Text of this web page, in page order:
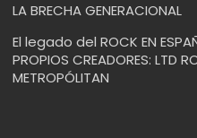
LA BRECHA GENERACIONAL
El legado del ROCK EN
PROPIOS CREADORES: LTD
METROPÓLITAN